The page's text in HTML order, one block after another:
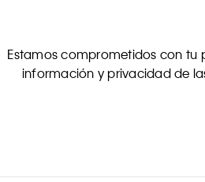
Estamos comprometidos con tu
información y privacidad de